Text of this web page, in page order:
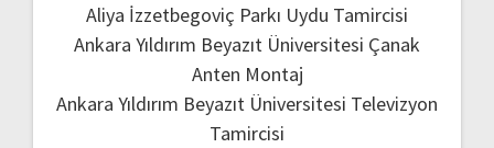
Aliya İzzetbegoviç Parkı Uydu Tamircisi
Ankara Yıldırım Beyazıt Üniversitesi Çanak
Anten Montaj
Ankara Yıldırım Beyazıt Üniversitesi Televizyon
Tamircisi